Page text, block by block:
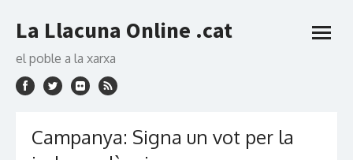
to
La Llacuna Online .cat
el poble a la xarxa
open
Campanya: Signa un vot per la